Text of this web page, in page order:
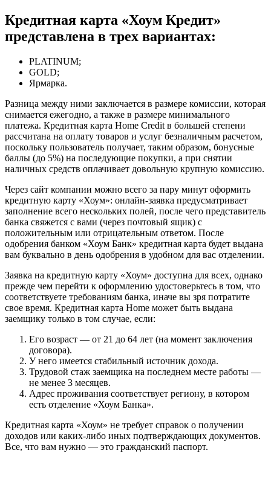
Кредитная карта «Хоум Кредит»
представлена в трех вариантах:
PLATINUM;
GOLD;
Ярмарка.
Разница между ними заключается в размере комиссии, которая
снимается ежегодно, а также в размере минимального
платежа. Кредитная карта Home Credit в большей степени
рассчитана на оплату товаров и услуг безналичным расчетом,
поскольку пользователь получает, таким образом, бонусные
баллы (до 5%) на последующие покупки, а при снятии
наличных средств оплачивает довольную крупную комиссию.
Через сайт компании можно всего за пару минут оформить
кредитную карту «Хоум»: онлайн-заявка предусматривает
заполнение всего нескольких полей, после чего представитель
банка свяжется с вами (через почтовый ящик) с
положительным или отрицательным ответом. После
одобрения банком «Хоум Банк» кредитная карта будет выдана
вам буквально в день одобрения в удобном для вас отделении.
Заявка на кредитную карту «Хоум» доступна для всех, однако
прежде чем перейти к оформлению удостоверьтесь в том, что
соответствуете требованиям банка, иначе вы зря потратите
свое время. Кредитная карта Home может быть выдана
заемщику только в том случае, если:
Его возраст — от 21 до 64 лет (на момент заключения
договора).
У него имеется стабильный источник дохода.
Трудовой стаж заемщика на последнем месте работы —
не менее 3 месяцев.
Адрес проживания соответствует региону, в котором
есть отделение «Хоум Банка».
Кредитная карта «Хоум» не требует справок о получении
доходов или каких-либо иных подтверждающих документов.
Все, что вам нужно — это гражданский паспорт.